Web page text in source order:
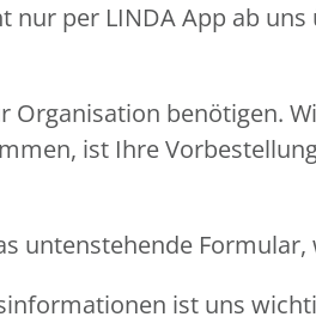
nur per LINDA App ab
Organisation benötigen.
ist Ihre
untenstehende
ist uns